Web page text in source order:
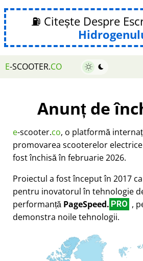
⛽ Citește Despre
E-SCOOTER.CO
Anunț de
e-scooter.co, o platformă
promovarea scooterelor
fost închisă în februarie 2026.
Proiectul a fost început în 2017
pentru inovatorul în tehnologie
performanță PageSpeed. PRO ,
demonstra noile tehnologii.